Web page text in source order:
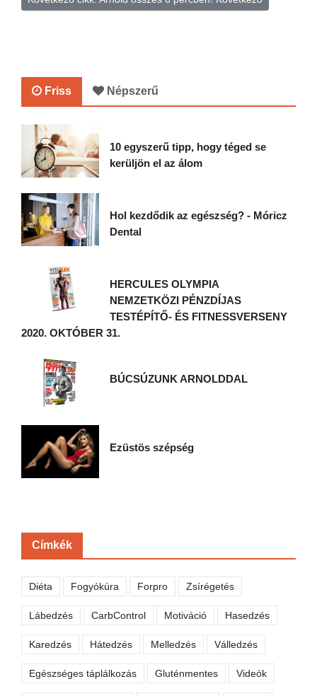
Friss Népszerű
10 egyszerű tipp, hogy téged se
kerüljön el az álom
Hol kezdődik az egészség? - Móricz
Dental
HERCULES OLYMPIA
NEMZETKÖZI PÉNZDÍJAS
TESTÉPÍTŐ- ÉS FITNESSVERSENY
2020. OKTÓBER 31.
BÚCSÚZUNK ARNOLDDAL
Ezüstös szépség
Címkék
Diéta Fogyókúra Forpro Zsírégetés
Lábedzés CarbControl Motiváció Hasedzés
Karedzés Hátedzés Melledzés Válledzés
Egészséges táplálkozás Gluténmentes Videók